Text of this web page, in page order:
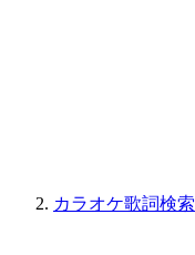
カラオケ歌詞検索